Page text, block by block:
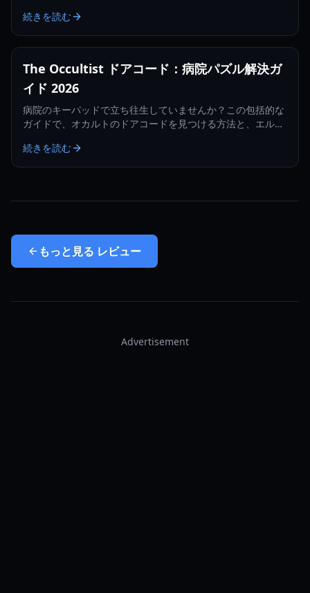
続きを読む
The Occultist ドアコード：病院パズル解決ガ
イド 2026
病院のキーパッドで立ち往生していませんか？この包括的な
ガイドで、オカルトのドアコードを見つける方法と、エルム
続きを読む
もっと見る レビュー
Advertisement